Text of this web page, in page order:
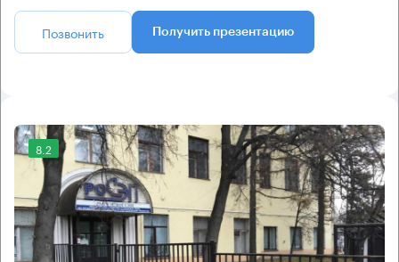
Позвонить Получить презентацию
8.2